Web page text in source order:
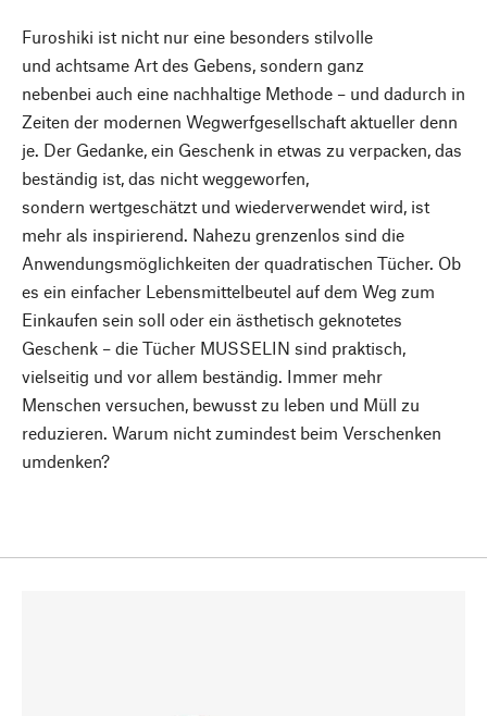
Furoshiki ist nicht nur eine besonders stilvolle
und achtsame Art des Gebens, sondern ganz
nebenbei auch eine nachhaltige Methode – und dadurch in
Zeiten der modernen Wegwerfgesellschaft aktueller denn
je. Der Gedanke, ein Geschenk in etwas zu verpacken, das
beständig ist, das nicht weggeworfen,
sondern wertgeschätzt und wiederverwendet wird, ist
mehr als inspirierend. Nahezu grenzenlos sind die
Anwendungsmöglichkeiten der quadratischen Tücher. Ob
es ein einfacher Lebensmittelbeutel auf dem Weg zum
Einkaufen sein soll oder ein ästhetisch geknotetes
Geschenk – die Tücher MUSSELIN sind praktisch,
vielseitig und vor allem beständig. Immer mehr
Menschen versuchen, bewusst zu leben und Müll zu
reduzieren. Warum nicht zumindest beim Verschenken
umdenken?